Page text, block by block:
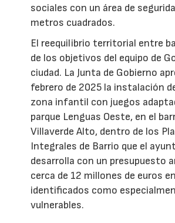
sociales con un área de
metros cuadrados.
El reequilibrio territorial entre
de los objetivos del equipo de
ciudad. La Junta de Gobierno
febrero de 2025 la instalación
zona infantil con juegos
parque Lenguas Oeste, en el
Villaverde Alto, dentro de los
Integrales de Barrio que el
desarrolla con un presupuesto
cerca de 12 millones de euros
identificados como
vulnerables.